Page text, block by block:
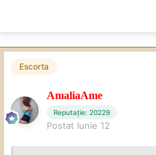
Escorta
AmaliaAme
Reputație: 20229
Postat Iunie 12